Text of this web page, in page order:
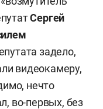
Сергей
задело,
видеокамеру,
нечто
во-первых, без